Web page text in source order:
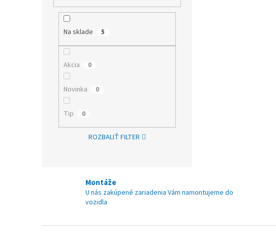
Na sklade 5
Akcia 0
Novinka 0
Tip 0
ROZBALIŤ FILTER
Montáže
U nás zakúpené zariadenia Vám namontujeme do
vozidla